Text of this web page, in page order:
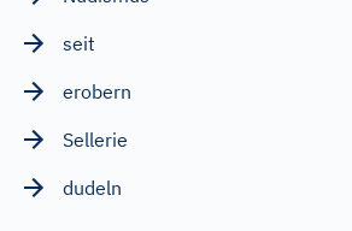
seit
erobern
Sellerie
dudeln